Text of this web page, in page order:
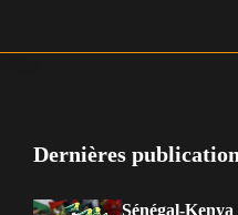
Dernières
Sénégal-